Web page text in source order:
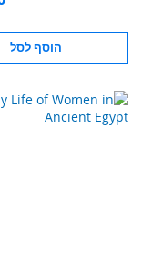
הוסף לסל